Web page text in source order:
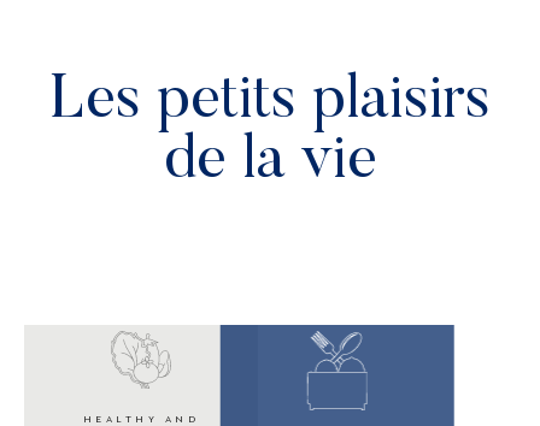
Les petits plaisirs
de la vie
HEALTHY AND